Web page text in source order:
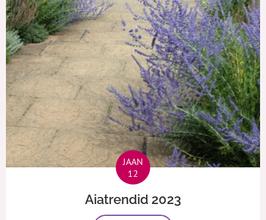
JAAN
12
Aiatrendid 2023